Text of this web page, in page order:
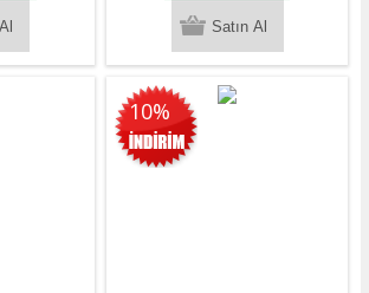
10%